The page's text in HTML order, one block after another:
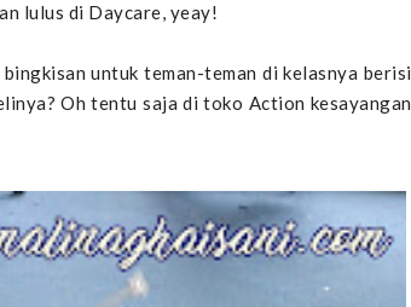
lulus di Daycare, yeay!
untuk teman-teman di kelasnya berisi
Oh tentu saja di toko Action kesayangan